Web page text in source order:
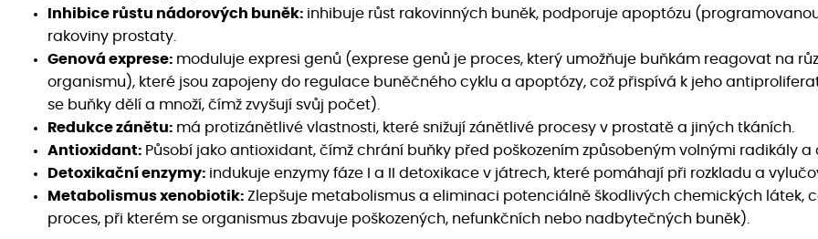
Inhibice růstu nádorových buněk: inhibuje růst rakovinných buněk, podporuje apoptózu
rakoviny prostaty.
Genová exprese: moduluje expresi genů (exprese genů je proces, který umožňuje buňkám reagovat na
organismu), které jsou zapojeny do regulace buněčného cyklu a apoptózy, což přispívá k jeho
se buňky dělí a množí, čímž zvyšují svůj počet).
Redukce zánětu: má protizánětlivé vlastnosti, které snižují zánětlivé procesy v prostatě a jiných tkáních.
Antioxidant: Působí jako antioxidant, čímž chrání buňky před poškozením způsobeným volnými radikály a
Detoxikační enzymy: indukuje enzymy fáze I a II detoxikace v játrech, které pomáhají při rozkladu a
Metabolismus xenobiotik: Zlepšuje metabolismus a eliminaci potenciálně škodlivých chemických látek,
proces, při kterém se organismus zbavuje poškozených, nefunkčních nebo nadbytečných buněk).